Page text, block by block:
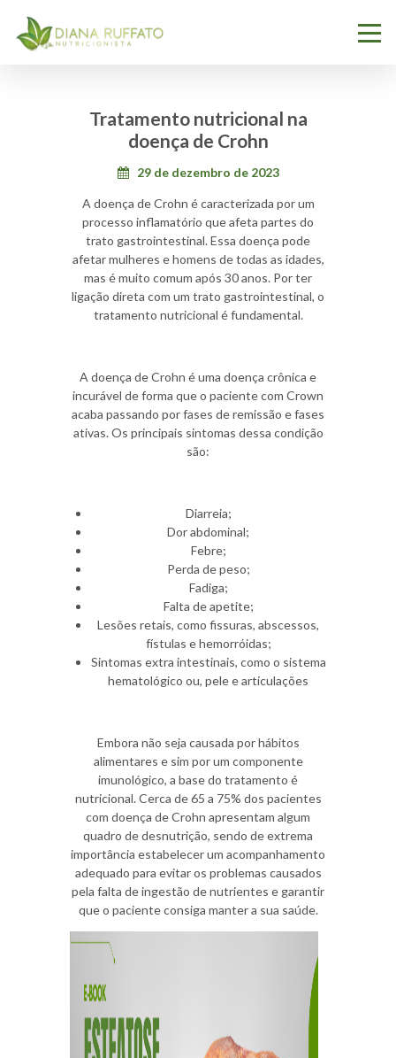
Tratamento nutricional na
doença de Crohn
29 de dezembro de 2023
A doença de Crohn é caracterizada por um
processo inflamatório que afeta partes do
trato gastrointestinal. Essa doença pode
afetar mulheres e homens de todas as idades,
mas é muito comum após 30 anos. Por ter
ligação direta com um trato gastrointestinal, o
tratamento nutricional é fundamental.
A doença de Crohn é uma doença crônica e
incurável de forma que o paciente com Crown
acaba passando por fases de remissão e fases
ativas. Os principais sintomas dessa condição
são:
Diarreia;
Dor abdominal;
Febre;
Perda de peso;
Fadiga;
Falta de apetite;
Lesões retais, como fissuras, abscessos,
fístulas e hemorróidas;
Sintomas extra intestinais, como o sistema
hematológico ou, pele e articulações
Embora não seja causada por hábitos
alimentares e sim por um componente
imunológico, a base do tratamento é
nutricional. Cerca de 65 a 75% dos pacientes
com doença de Crohn apresentam algum
quadro de desnutrição, sendo de extrema
importância estabelecer um acompanhamento
adequado para evitar os problemas causados
pela falta de ingestão de nutrientes e garantir
que o paciente consiga manter a sua saúde.